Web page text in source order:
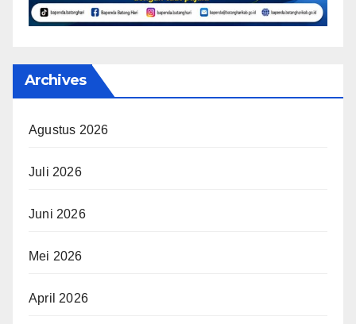
Archives
Agustus 2026
Juli 2026
Juni 2026
Mei 2026
April 2026